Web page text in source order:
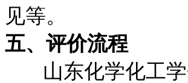
见等。
五、评价流程
山东化学化工学